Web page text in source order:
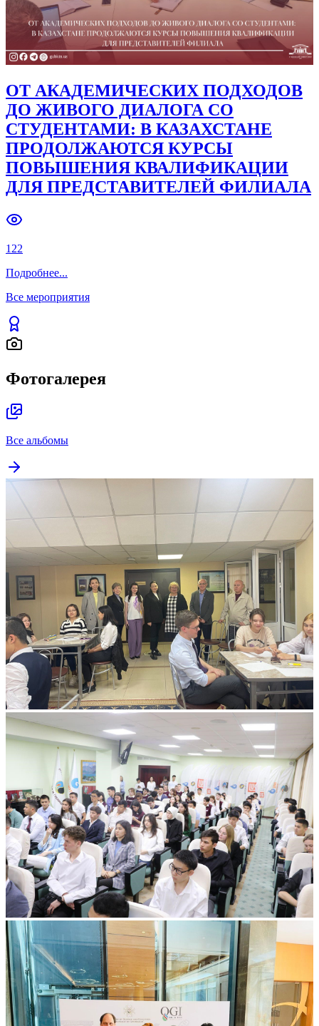
ОТ АКАДЕМИЧЕСКИХ ПОДХОДОВ
ДО ЖИВОГО ДИАЛОГА СО
СТУДЕНТАМИ: В КАЗАХСТАНЕ
ПРОДОЛЖАЮТСЯ КУРСЫ
ПОВЫШЕНИЯ КВАЛИФИКАЦИИ
ДЛЯ ПРЕДСТАВИТЕЛЕЙ ФИЛИАЛА
122
Подробнее...
Все мероприятия
Фотогалерея
Все альбомы